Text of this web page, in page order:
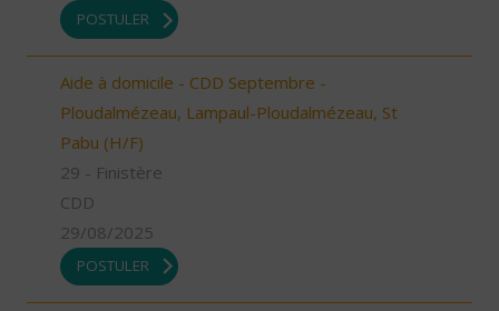
POSTULER
Aide à domicile - CDD Septembre -
Ploudalmézeau, Lampaul-Ploudalmézeau, St
Pabu (H/F)
29 - Finistère
CDD
29/08/2025
POSTULER